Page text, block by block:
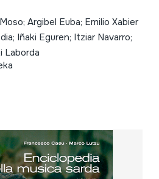
Argibel Euba; Emilio Xabier
Iñaki Eguren; Itziar Navarro;
Laborda